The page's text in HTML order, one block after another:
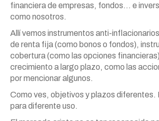
financiera de empresas, fondos… e
como nosotros.
Allí vemos instrumentos anti-
de renta fija (como bonos o fondos),
cobertura (como las opciones
crecimiento a largo plazo, como las
por mencionar algunos.
Como ves, objetivos y plazos diferentes.
para diferente uso.